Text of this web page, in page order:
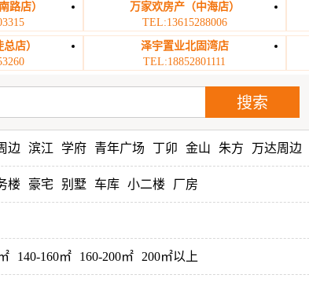
路店）
万家欢房产（中海店）
TEL:13615288006
店）
泽宇置业北固湾店
TEL:18852801111
边 滨江 学府 青年广场 丁卯 金山 朱方 万达周边
楼 豪宅 别墅 车库 小二楼 厂房
140-160㎡ 160-200㎡ 200㎡以上